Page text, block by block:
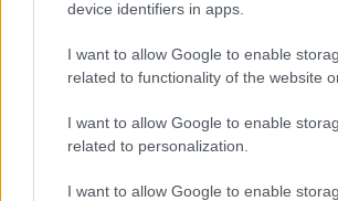
device identifiers in apps.
I want to allow Google to enable
related to functionality of the website
I want to allow Google to enable
related to personalization.
I want to allow Google to enable
kimaradás is előfordult
Ön szerint hogy készül a hamisítatlan
Országos ellenőrzés indult a hazai
üzemekben
Az idei év leglassabb növekedését hozta a
kiskereskedelemben